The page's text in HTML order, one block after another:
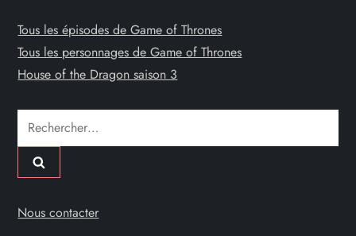
Tous les épisodes de Game of Thrones
Tous les personnages de Game of Thrones
House of the Dragon saison 3
Rechercher :
Nous contacter